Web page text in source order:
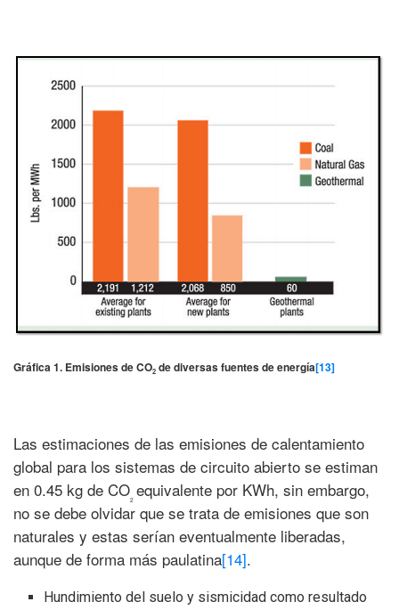
Gráfica 1. Emisiones de CO2 de diversas fuentes de energía[13]
Las estimaciones de las emisiones de calentamiento
global para los sistemas de circuito abierto se estiman
en 0.45 kg de CO2 equivalente por KWh, sin embargo,
no se debe olvidar que se trata de emisiones que son
naturales y estas serían eventualmente liberadas,
aunque de forma más paulatina[14].
Hundimiento del suelo y sismicidad como resultado